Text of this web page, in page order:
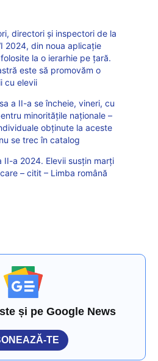
directori și inspectori de la
2024, din noua aplicație
la o ierarhie pe țară.
este să promovăm o
cu elevii
a II-a se încheie, vineri, cu
minoritățile naționale –
obținute la aceste
se trec în catalog
II-a 2024. Elevii susțin marți
– citit – Limba română
și pe Google News
TE